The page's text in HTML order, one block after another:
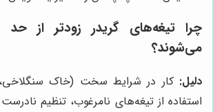
چرا تیغه‌های گریدر زودتر از حد
می‌شوند؟
دلیل: کار در شرایط سخت (خاک سنگلاخی،
استفاده از تیغه‌های نامرغوب، تنظیم